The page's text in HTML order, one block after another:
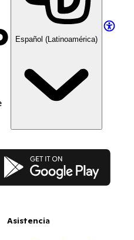
Español (Latinoamérica)
Play
Asistencia